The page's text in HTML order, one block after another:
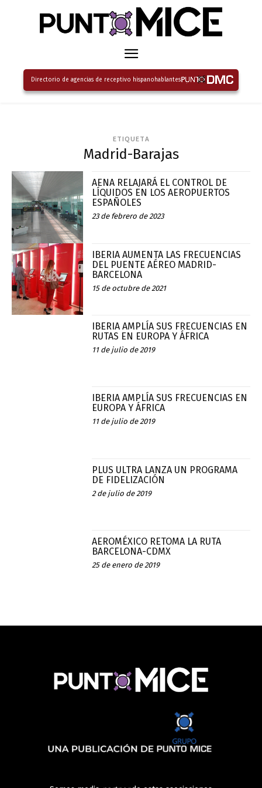
Directorio de agencias de receptivo hispanohablantes
ETIQUETA
Madrid-Barajas
AENA RELAJARÁ EL CONTROL DE
LÍQUIDOS EN LOS AEROPUERTOS
ESPAÑOLES
23 de febrero de 2023
IBERIA AUMENTA LAS FRECUENCIAS
DEL PUENTE AÉREO MADRID-
BARCELONA
15 de octubre de 2021
IBERIA AMPLÍA SUS FRECUENCIAS EN
RUTAS EN EUROPA Y ÁFRICA
11 de julio de 2019
IBERIA AMPLÍA SUS FRECUENCIAS EN
EUROPA Y ÁFRICA
11 de julio de 2019
PLUS ULTRA LANZA UN PROGRAMA
DE FIDELIZACIÓN
2 de julio de 2019
AEROMÉXICO RETOMA LA RUTA
BARCELONA-CDMX
25 de enero de 2019